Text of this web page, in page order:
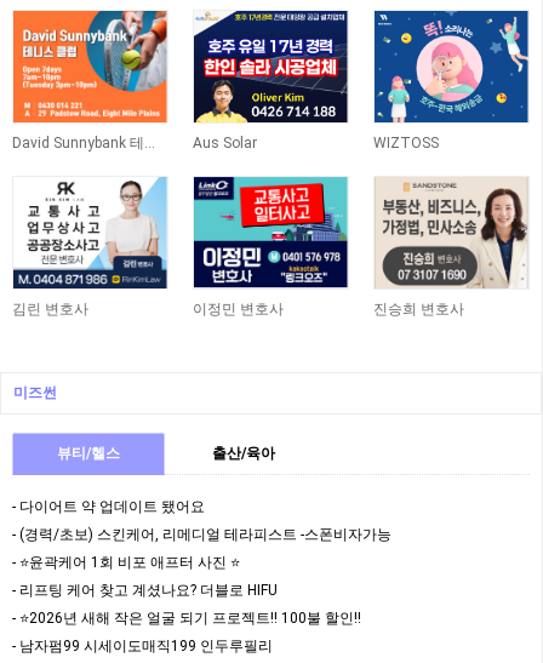
Aus Solar WIZTOSS
김린 변호사 이정민 변호사 진승희 변호사
미즈썬
뷰티/헬스 출산/육아
- 다이어트 약 업데이트 됐어요
- (경력/초보) 스킨케어, 리메디얼 테라피스트 -스폰비자가능
- ⭐️윤곽케어 1회 비포 애프터 사진 ⭐️
- 리프팅 케어 찾고 계셨나요? 더블로 HIFU
- ⭐️2026년 새해 작은 얼굴 되기 프로젝트!! 100불 할인!!
- 남자펌99 시세이도매직199 인두루필리